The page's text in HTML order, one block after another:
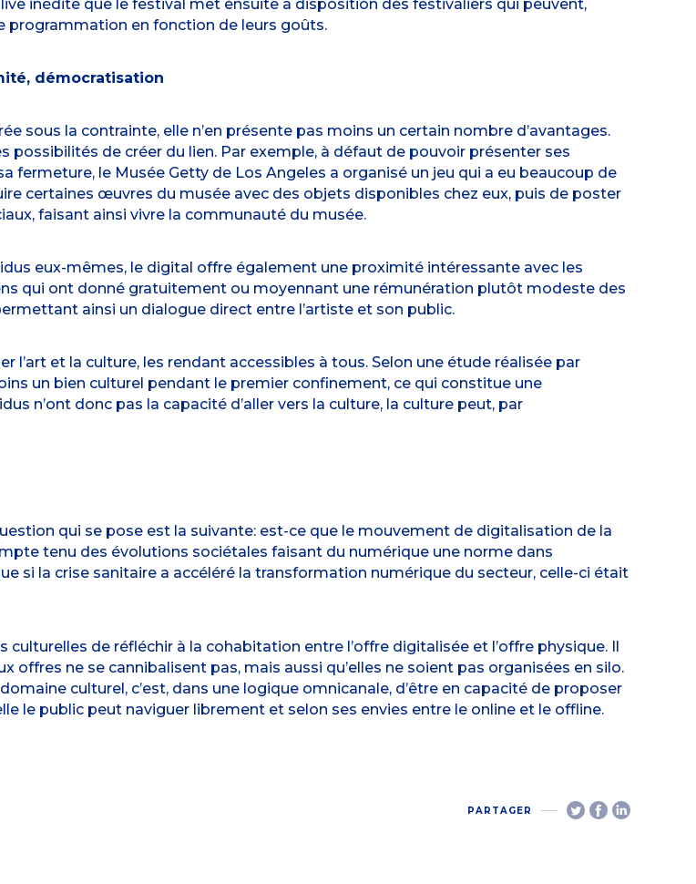
inédite que le festival met ensuite à disposition des festivaliers qui peuvent,
programmation en fonction de leurs goûts.
démocratisation
sous la contrainte, elle n’en présente pas moins un certain nombre d’avantages.
possibilités de créer du lien. Par exemple, à défaut de pouvoir présenter ses
fermeture, le Musée Getty de Los Angeles a organisé un jeu qui a eu beaucoup de
certaines œuvres du musée avec des objets disponibles chez eux, puis de poster
faisant ainsi vivre la communauté du musée.
eux-mêmes, le digital offre également une proximité intéressante avec les
qui ont donné gratuitement ou moyennant une rémunération plutôt modeste des
ainsi un dialogue direct entre l’artiste et son public.
et la culture, les rendant accessibles à tous. Selon une étude réalisée par
un bien culturel pendant le premier confinement, ce qui constitue une
n’ont donc pas la capacité d’aller vers la culture, la culture peut, par
qui se pose est la suivante: est-ce que le mouvement de digitalisation de la
tenu des évolutions sociétales faisant du numérique une norme dans
si la crise sanitaire a accéléré la transformation numérique du secteur, celle-ci était
de réfléchir à la cohabitation entre l’offre digitalisée et l’offre physique. Il
offres ne se cannibalisent pas, mais aussi qu’elles ne soient pas organisées en silo.
culturel, c’est, dans une logique omnicanale, d’être en capacité de proposer
le public peut naviguer librement et selon ses envies entre le online et le offline.
PARTAGER